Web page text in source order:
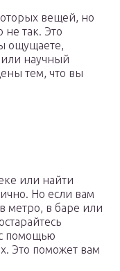
вещей, но
не так. Это
ощущаете,
или научный
тем, что вы
или найти
Но если вам
метро, в баре или
помощью
Это поможет вам